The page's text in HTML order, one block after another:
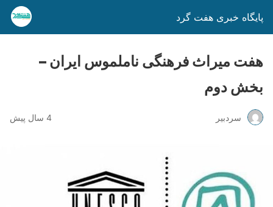
پایگاه خبری هفت گرد
هفت میراث فرهنگی ناملموس ایران –
بخش دوم
سردبیر 4 سال پیش